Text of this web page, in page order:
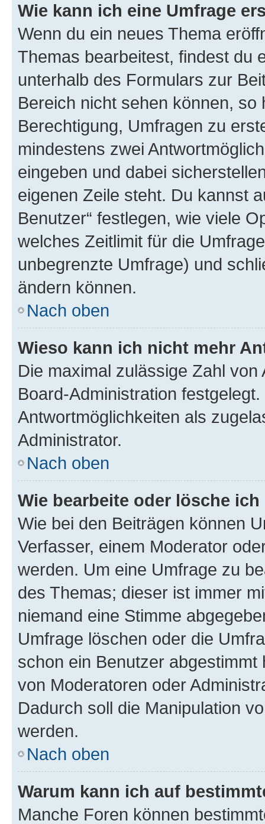
Wie kann ich eine Umfrage
Wenn du ein neues Thema
Themas bearbeitest, findest du
unterhalb des Formulars zur
Bereich nicht sehen können,
Berechtigung, Umfragen zu
mindestens zwei
eingeben und dabei
eigenen Zeile steht. Du kannst
Benutzer“ festlegen, wie viele
welches Zeitlimit für die
unbegrenzte Umfrage) und
ändern können.
Nach oben
Wieso kann ich nicht mehr
Die maximal zulässige Zahl
Board-Administration
Antwortmöglichkeiten als
Administrator.
Nach oben
Wie bearbeite oder lösche
Wie bei den Beiträgen können
Verfasser, einem Moderator
werden. Um eine Umfrage zu
des Themas; dieser ist immer
niemand eine Stimme
Umfrage löschen oder die
schon ein Benutzer
von Moderatoren oder
Dadurch soll die Manipulation
werden.
Nach oben
Warum kann ich auf
Manche Foren können